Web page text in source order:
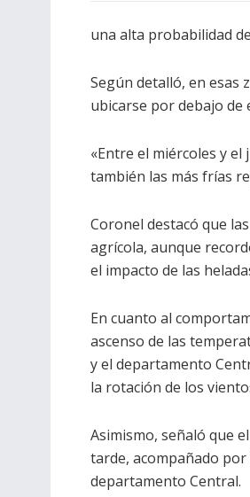
una alta probabilidad
Según detalló, en esas
ubicarse por debajo de
«Entre el miércoles y
también las más frías
Coronel destacó que
agrícola, aunque
el impacto de las
En cuanto al
ascenso de las
y el departamento
la rotación de los
Asimismo, señaló que
tarde, acompañado
departamento Central.